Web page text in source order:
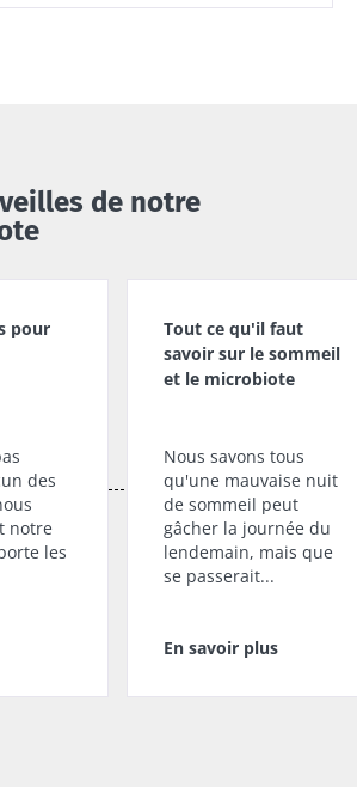
de notre
pour
des
notre
les
Tout ce qu'il faut
savoir sur le sommeil
et le microbiote
Nous savons tous
qu'une mauvaise nuit
de sommeil peut
gâcher la journée du
lendemain, mais que
se passerait...
En savoir plus